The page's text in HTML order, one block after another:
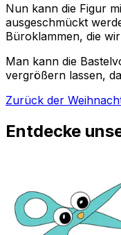
Nun kann die Figur
ausgeschmückt
Büroklammen, die
Man kann die
vergrößern lassen,
Zurück der
Entdecke